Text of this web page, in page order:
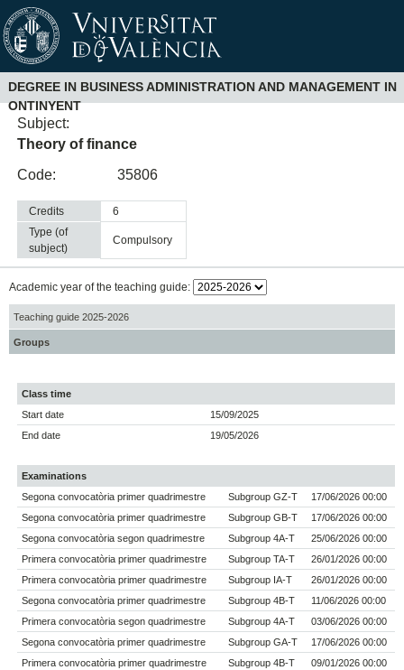
DEGREE IN BUSINESS ADMINISTRATION AND MANAGEMENT IN
ONTINYENT
Subject:
Theory of finance
Code:
35806
Credits
6
Type (of
subject)
compulsory
Academic year of the teaching guide:
Teaching guide 2025-2026
Groups
Class time
Start date
15/09/2025
End date
19/05/2026
Examinations
Segona convocatòria primer quadrimestre
Subgroup GZ-T
17/06/2026 00:00
Segona convocatòria primer quadrimestre
Subgroup GB-T
17/06/2026 00:00
Segona convocatòria segon quadrimestre
Subgroup 4A-T
25/06/2026 00:00
Primera convocatòria primer quadrimestre
Subgroup TA-T
26/01/2026 00:00
Primera convocatòria primer quadrimestre
Subgroup IA-T
26/01/2026 00:00
Segona convocatòria primer quadrimestre
Subgroup 4B-T
11/06/2026 00:00
Primera convocatòria segon quadrimestre
Subgroup 4A-T
03/06/2026 00:00
Segona convocatòria primer quadrimestre
Subgroup GA-T
17/06/2026 00:00
Primera convocatòria primer quadrimestre
Subgroup 4B-T
09/01/2026 00:00